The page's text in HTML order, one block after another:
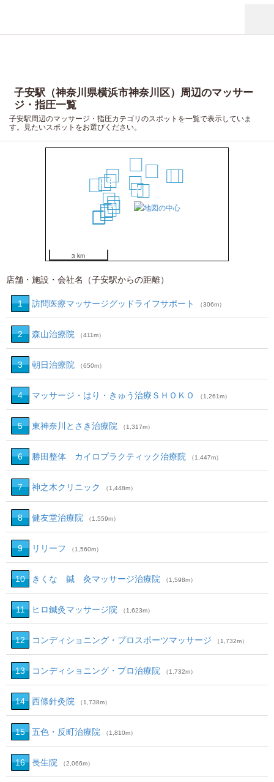
子安駅（神奈川県横浜市神奈川区）周辺のマッサー
ジ・指圧一覧
子安駅周辺のマッサージ・指圧カテゴリのスポットを一覧で表示していま
す。見たいスポットをお選びください。
12
3
4
5
6
8
9
11
12
13
14
15
16
18
20
3 km
店舗・施設・会社名（子安駅からの距離）
1 訪問医療マッサージグッドライフサポート （306m）
2 森山治療院 （411m）
3 朝日治療院 （650m）
4 マッサージ・はり・きゅう治療ＳＨＯＫＯ （1,261m）
5 東神奈川とさき治療院 （1,317m）
6 勝田整体 カイロプラクティック治療院 （1,447m）
7 神之木クリニック （1,448m）
8 健友堂治療院 （1,559m）
9 リリーフ （1,560m）
10 きくな 鍼 灸マッサージ治療院 （1,598m）
11 ヒロ鍼灸マッサージ院 （1,623m）
12 コンディショニング・プロスポーツマッサージ （1,732m）
13 コンディショニング・プロ治療院 （1,732m）
14 西條針灸院 （1,738m）
15 五色・反町治療院 （1,810m）
16 長生院 （2,066m）